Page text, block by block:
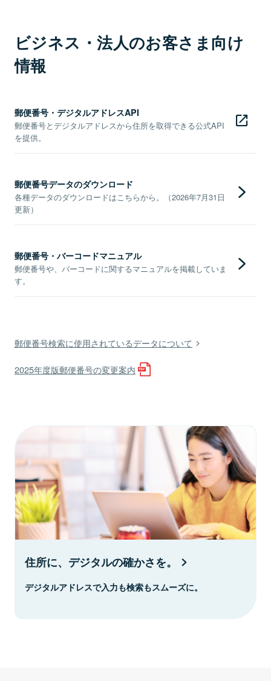
ビジネス・法人のお客さま向け
情報
郵便番号・デジタルアドレスAPI
郵便番号とデジタルアドレスから住所を取得できる公式API
を提供。
郵便番号データのダウンロード
各種データのダウンロードはこちらから。（2026年7月31日
更新）
郵便番号・バーコードマニュアル
郵便番号や、バーコードに関するマニュアルを掲載していま
す。
郵便番号検索に使用されているデータについて
2025年度版郵便番号の変更案内
住所に、デジタルの確かさを。
デジタルアドレスで入力も検索もスムーズに。